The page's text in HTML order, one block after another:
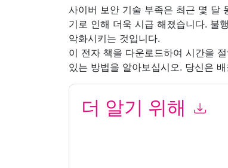
사이버 보안 기술 부족은 최근 몇 달
기로 인해 더욱 시급 해졌습니다. 불
악화시키는 것입니다.
이 전자 책을 다운로드하여 시간을
있는 방법을 알아보십시오. 당신은
더 알기 위해